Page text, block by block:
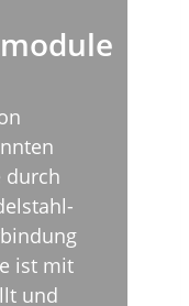
durch
ist mit
und